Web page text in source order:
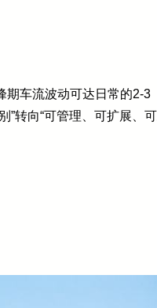
期车流波动可达日常的2-3
”转向“可管理、可扩展、